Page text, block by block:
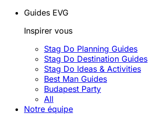
Guides EVG
Inspirer vous
Stag Do Planning Guides
Stag Do Destination Guides
Stag Do Ideas & Activities
Best Man Guides
Budapest Party
All
Notre équipe